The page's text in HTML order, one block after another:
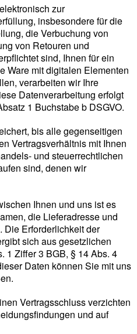
zur
insbesondere für die
die Verbuchung von
von Retouren und
sind, Ihnen für ein
Ware mit digitalen Elementen
verarbeiten wir Ihre
Datenverarbeitung erfolgt
1 Buchstabe b DSGVO.
bis alle gegenseitigen
Vertragsverhältnis mit Ihnen
und steuerrechtlichen
sind, denen wir
Ihnen und uns ist es
die Lieferadresse und
Die Erforderlichkeit der
sich aus gesetzlichen
1 Ziffer 3 BGB, § 14 Abs. 4
Daten können Sie mit uns
Vertragsschluss verzichten
und auf